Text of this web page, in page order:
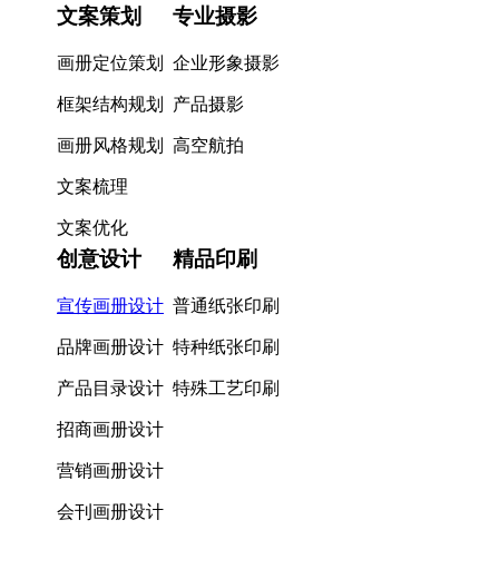
文案策划
画册定位策划
框架结构规划
画册风格规划
文案梳理
文案优化
专业摄影
企业形象摄影
产品摄影
高空航拍
创意设计
宣传画册设计
品牌画册设计
产品目录设计
招商画册设计
营销画册设计
会刊画册设计
精品印刷
普通纸张印刷
特种纸张印刷
特殊工艺印刷